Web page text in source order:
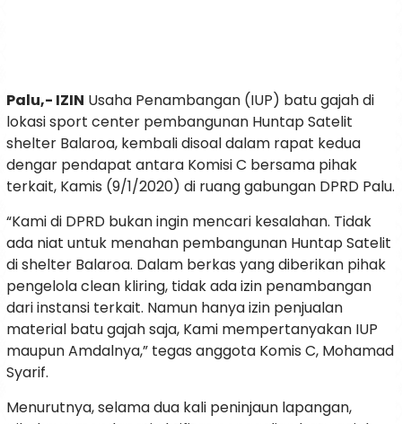
Palu,- IZIN Usaha Penambangan (IUP) batu gajah di
lokasi sport center pembangunan Huntap Satelit
shelter Balaroa, kembali disoal dalam rapat kedua
dengar pendapat antara Komisi C bersama pihak
terkait, Kamis (9/1/2020) di ruang gabungan DPRD Palu.
“Kami di DPRD bukan ingin mencari kesalahan. Tidak
ada niat untuk menahan pembangunan Huntap Satelit
di shelter Balaroa. Dalam berkas yang diberikan pihak
pengelola clean kliring, tidak ada izin penambangan
dari instansi terkait. Namun hanya izin penjualan
material batu gajah saja, Kami mempertanyakan IUP
maupun Amdalnya,” tegas anggota Komis C, Mohamad
Syarif.
Menurutnya, selama dua kali peninjaun lapangan,